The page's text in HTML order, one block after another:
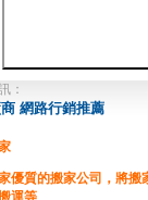
：
網路行銷推薦
優質的搬家公司，將搬
運等